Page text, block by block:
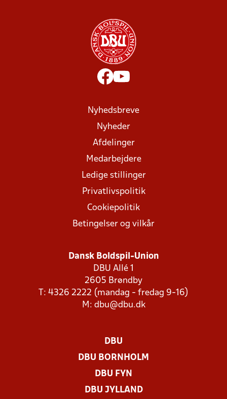
Nyhedsbreve
Nyheder
Afdelinger
Medarbejdere
Ledige stillinger
Privatlivspolitik
Cookiepolitik
Betingelser og vilkår
Dansk Boldspil-Union
DBU Allé 1
2605 Brøndby
T: 4326 2222 (mandag - fredag 9-16)
M: dbu@dbu.dk
DBU
DBU BORNHOLM
DBU FYN
DBU JYLLAND